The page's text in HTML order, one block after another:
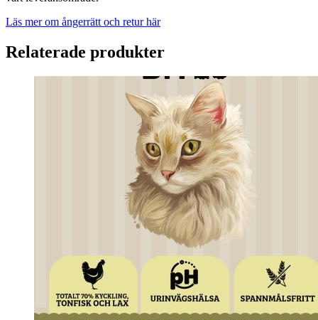
Läs mer om ångerrätt och retur här
Relaterade produkter